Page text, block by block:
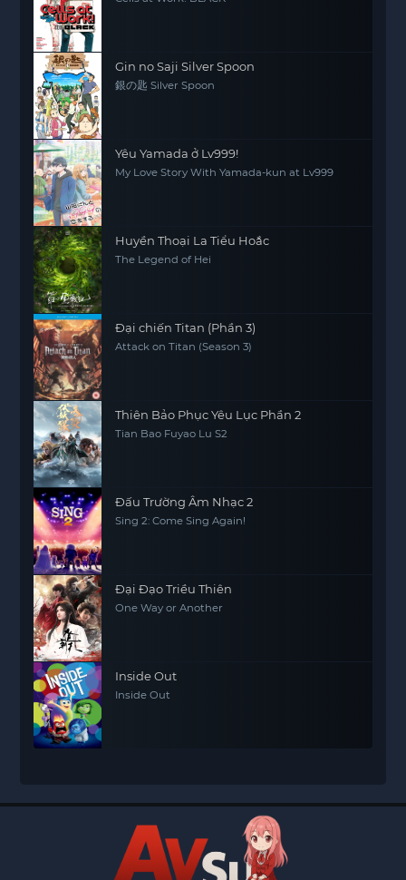
Gin no Saji Silver Spoon
銀の匙 Silver Spoon
Yêu Yamada ở Lv999!
My Love Story With Yamada-kun at Lv999
Huyền Thoại La Tiểu Hoắc
The Legend of Hei
Đại chiến Titan (Phần 3)
Attack on Titan (Season 3)
Thiên Bảo Phục Yêu Lục Phần 2
Tian Bao Fuyao Lu S2
Đấu Trường Âm Nhạc 2
Sing 2: Come Sing Again!
Đại Đạo Triều Thiên
One Way or Another
Inside Out
Inside Out